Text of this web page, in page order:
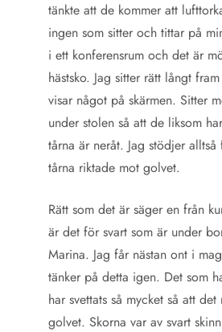
tänkte att de kommer att
ingen som sitter och tittar på
i ett konferensrum och det är
hästsko. Jag sitter rätt långt
visar något på skärmen. Sitter
under stolen så att de liksom
tårna är neråt. Jag stödjer alltså
tårna riktade mot golvet.
Rätt som det är säger en från
är det för svart som är under
Marina. Jag får nästan ont i
tänker på detta igen. Det som
har svettats så mycket så att
golvet. Skorna var av svart